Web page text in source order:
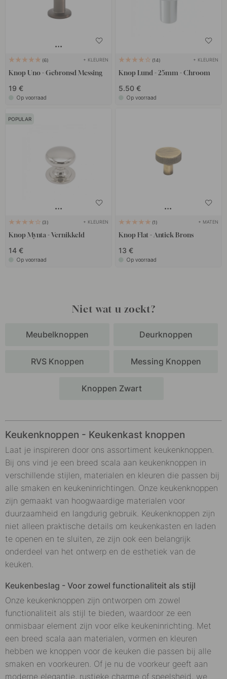
6 + KLEUREN
Knop Uno - Gebronsd Messing
19 €
Op voorraad
14 + KLEUREN
Knop Lund - 25mm - Chroom
5.50 €
Op voorraad
POPULAR
3 + KLEUREN
Knop Mynta - Vernikkeld
14 €
Op voorraad
1 + MATEN
Knop Flat - Antiek Brons
13 €
Op voorraad
Niet wat u zoekt?
Meubelknoppen Deurknoppen
RVS Knoppen Messing Knoppen
Knoppen Zwart
Keukenknoppen - Keukenkast knoppen
Laat je inspireren door ons assortiment keukenknoppen.
Bij ons vind je een breed scala aan keukenknoppen in
verschillende stijlen, materialen en kleuren die passen bij
alle smaken en keukeninrichtingen. Onze keukenknoppen
zijn gemaakt van hoogwaardige materialen voor
duurzaamheid en langdurig gebruik. Keukenknoppen zijn
niet alleen praktische details om keukenkasten en laden
te openen en te sluiten, ze zijn ook een belangrijk
onderdeel van het ontwerp en de esthetiek van de
keuken.
Keukenbeslag - Voor zowel functionaliteit als stijl
Onze keukenknoppen zijn ontworpen om zowel
functionaliteit als stijl te bieden, waardoor ze een
onmisbaar element zijn voor elke keukeninrichting. Met
een breed scala aan materialen, vormen en kleuren
hebben we knoppen voor de keuken die passen bij alle
smaken en voorkeuren. Of je nu de voorkeur geeft aan
moderne elegantie, rustieke charme of speelsheid, we